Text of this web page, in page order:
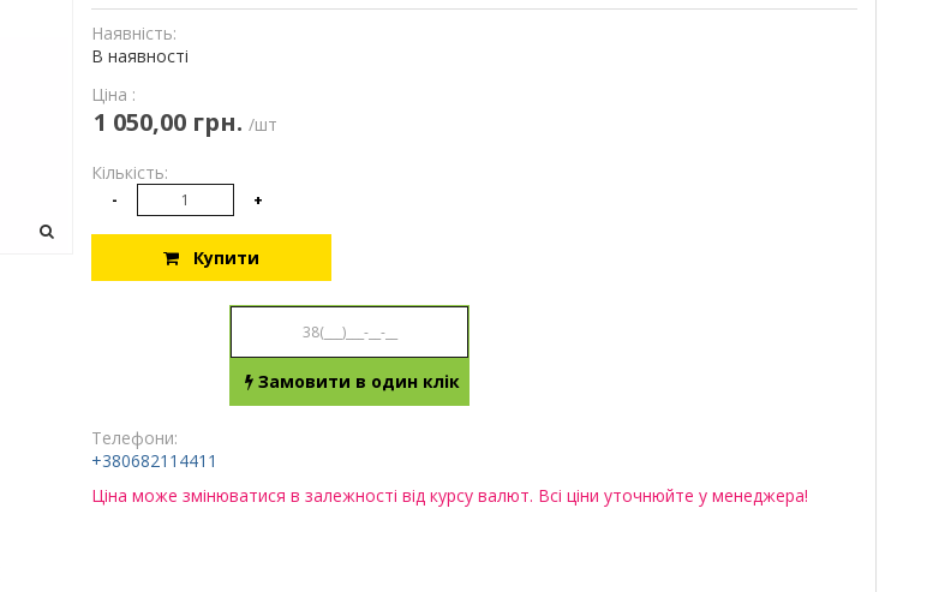
Наявність:
В наявності
Ціна :
1 050,00 грн. /шт
Кількість:
- +
Купити
Замовити в один клік
Телефони:
+380682114411
Ціна може змінюватися в залежності від курсу валют. Всі ціни уточнюйте у менеджера!